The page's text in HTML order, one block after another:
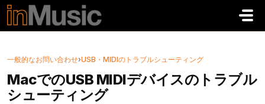
メインコンテンツに移動
一般的なお問い合わせ›USB・MIDIのトラブルシューティング
MacでのUSB MIDIデバイスのトラブル
シューティング